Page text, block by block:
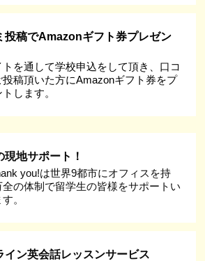
投稿でAmazonギフト券プレゼン
トを通して学校申込をして頂き、口コ
投稿頂いた方にAmazonギフト券をプ
します。
現地サポート！
you!は世界9都市にオフィスを持
全の体制で留学生の皆様をサポートい
。
イン英会話レッスンサービス